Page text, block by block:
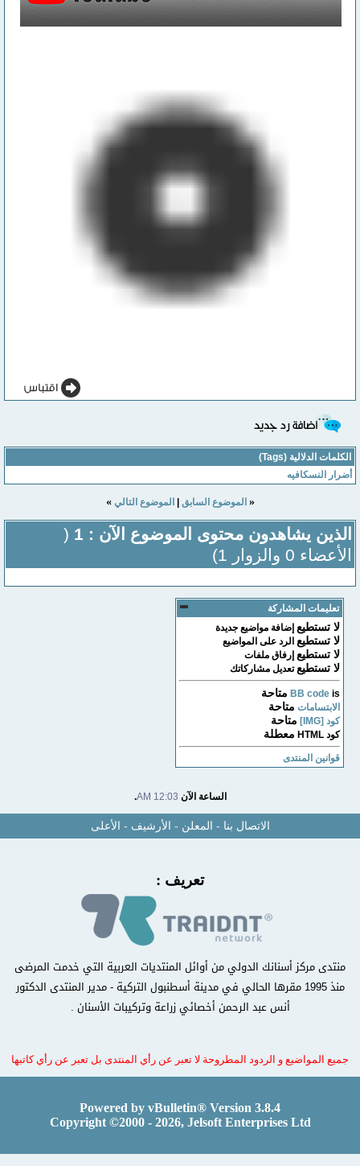
الكلمات الدلالية (Tags)
أضرار النسكافيه
« الموضوع السابق|الموضوع التالي »
الذين يشاهدون محتوى الموضوع الآن : 1
(
الأعضاء 0 والزوار 1)
تعليمات المشاركة
لا تستطيعإضافة مواضيع جديدة
لا تستطيعالرد على المواضيع
لا تستطيعإرفاق ملفات
لا تستطيعتعديل مشاركاتك
BB codeis متاحة
الابتسامات متاحة
كود [IMG] متاحة
كود HTML معطلة
قوانين المنتدى
الساعة الآن12:03 AM
.
الاتصال بنا-المعلن-الأرشيف -الأعلى
تعريف :
منتدى مركز أسنانك الدولي من أوائل المنتديات العربية التي خدمت المرضى
منذ 1995 مقرها الحالي في مدينة أسطنبول التركية - مدير المنتدى الدكتور
أنس عبد الرحمن أخصائي زراعة وتركيبات الأسنان .
جميع المواضيع و الردود المطروحة لا تعبر عن رأي المنتدى بل تعبر عن رأي كاتبها
Powered by vBulletin® Version 3.8.4
Copyright ©2000 - 2026, Jelsoft Enterprises Ltd